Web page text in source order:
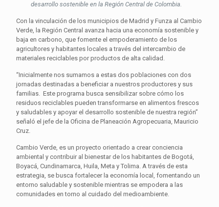
desarrollo sostenible en la Región Central de Colombia.
Con la vinculación de los municipios de Madrid y Funza al Cambio
Verde, la Región Central avanza hacia una economía sostenible y
baja en carbono, que fomente el empoderamiento de los
agricultores y habitantes locales a través del intercambio de
materiales reciclables por productos de alta calidad.
“Inicialmente nos sumamos a estas dos poblaciones con dos
jornadas destinadas a beneficiar a nuestros productores y sus
familias. Este programa busca sensibilizar sobre cómo los
residuos reciclables pueden transformarse en alimentos frescos
y saludables y apoyar el desarrollo sostenible de nuestra región”
señaló el jefe de la Oficina de Planeación Agropecuaria, Mauricio
Cruz.
Cambio Verde, es un proyecto orientado a crear conciencia
ambiental y contribuir al bienestar de los habitantes de Bogotá,
Boyacá, Cundinamarca, Huila, Meta y Tolima. A través de esta
estrategia, se busca fortalecer la economía local, fomentando un
entorno saludable y sostenible mientras se empodera a las
comunidades en torno al cuidado del medioambiente.